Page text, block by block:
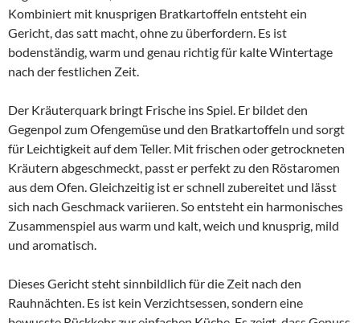
Kombiniert mit knusprigen Bratkartoffeln entsteht ein
Gericht, das satt macht, ohne zu überfordern. Es ist
bodenständig, warm und genau richtig für kalte Wintertage
nach der festlichen Zeit.
Der Kräuterquark bringt Frische ins Spiel. Er bildet den
Gegenpol zum Ofengemüse und den Bratkartoffeln und sorgt
für Leichtigkeit auf dem Teller. Mit frischen oder getrockneten
Kräutern abgeschmeckt, passt er perfekt zu den Röstaromen
aus dem Ofen. Gleichzeitig ist er schnell zubereitet und lässt
sich nach Geschmack variieren. So entsteht ein harmonisches
Zusammenspiel aus warm und kalt, weich und knusprig, mild
und aromatisch.
Dieses Gericht steht sinnbildlich für die Zeit nach den
Rauhnächten. Es ist kein Verzichtsessen, sondern eine